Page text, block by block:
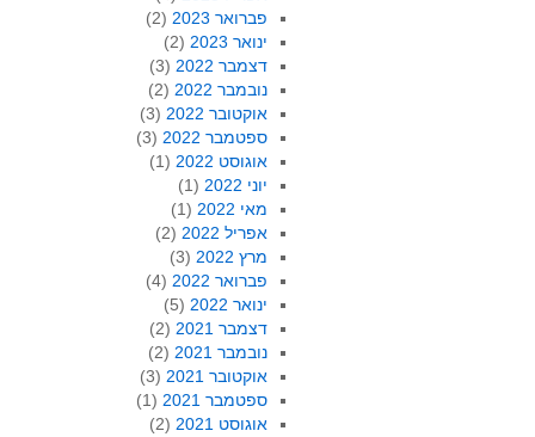
פברואר 2023
(2)
ינואר 2023
(2)
דצמבר 2022
(3)
נובמבר 2022
(2)
אוקטובר 2022
(3)
ספטמבר 2022
(3)
אוגוסט 2022
(1)
יוני 2022
(1)
מאי 2022
(1)
אפריל 2022
(2)
מרץ 2022
(3)
פברואר 2022
(4)
ינואר 2022
(5)
דצמבר 2021
(2)
נובמבר 2021
(2)
אוקטובר 2021
(3)
ספטמבר 2021
(1)
אוגוסט 2021
(2)